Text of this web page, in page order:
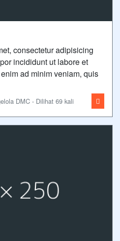
consectetur adipisicing
incididunt ut labore et
ad minim veniam, quis
DMC - Dilihat 69 kali